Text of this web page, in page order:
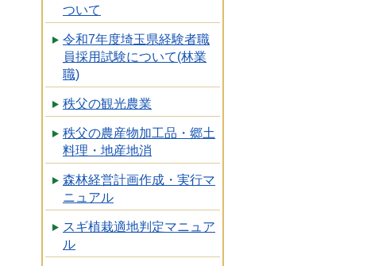
ついて
令和7年度埼玉県経験者職
員採用試験について(林業
職)
秩父の観光農業
秩父の農産物加工品・郷土
料理・地産地消
森林経営計画作成・実行マ
ニュアル
スギ植栽適地判定マニュア
ル